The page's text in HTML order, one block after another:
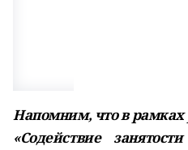
Напомним, что в рамках
«Содействие